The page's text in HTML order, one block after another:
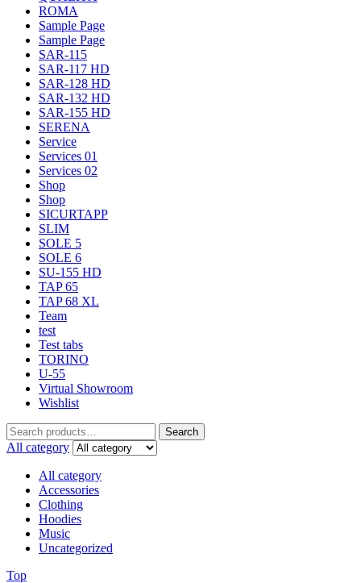
ROMA
Sample Page
Sample Page
SAR-115
SAR-117 HD
SAR-128 HD
SAR-132 HD
SAR-155 HD
SERENA
Service
Services 01
Services 02
Shop
Shop
SICURTAPP
SLIM
SOLE 5
SOLE 6
SU-155 HD
TAP 65
TAP 68 XL
Team
test
Test tabs
TORINO
U-55
Virtual Showroom
Wishlist
Search
All category
All category
Accessories
Clothing
Hoodies
Music
Uncategorized
Top